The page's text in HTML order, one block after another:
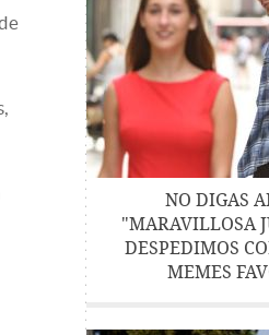
NO DIGAS
"MARAVILLOSA
DESPEDIMOS
MEMES